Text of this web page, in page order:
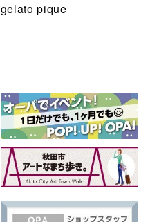
gelato pique